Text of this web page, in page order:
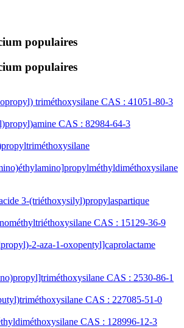
populaires
populaires
triméthoxysilane CAS : 41051-80-3
CAS : 82984-64-3
3-(triéthoxysilyl)propylaspartique
CAS : 15129-36-9
2-aza-1-oxopentyl]caprolactame
CAS : 2530-86-1
CAS : 227085-51-0
CAS : 128996-12-3